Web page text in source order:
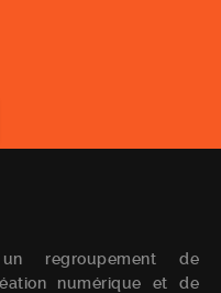
regroupement de
numérique et de